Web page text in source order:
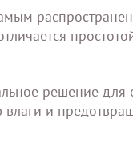
решение
и